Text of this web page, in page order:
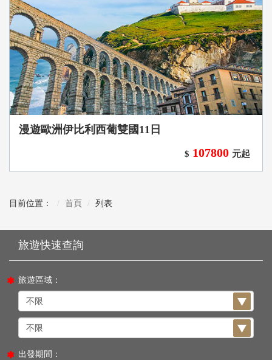
漫遊歐洲伊比利西葡雙國11日
$ 107800 元起
目前位置： 首頁 列表
旅遊區域：
出發期間：